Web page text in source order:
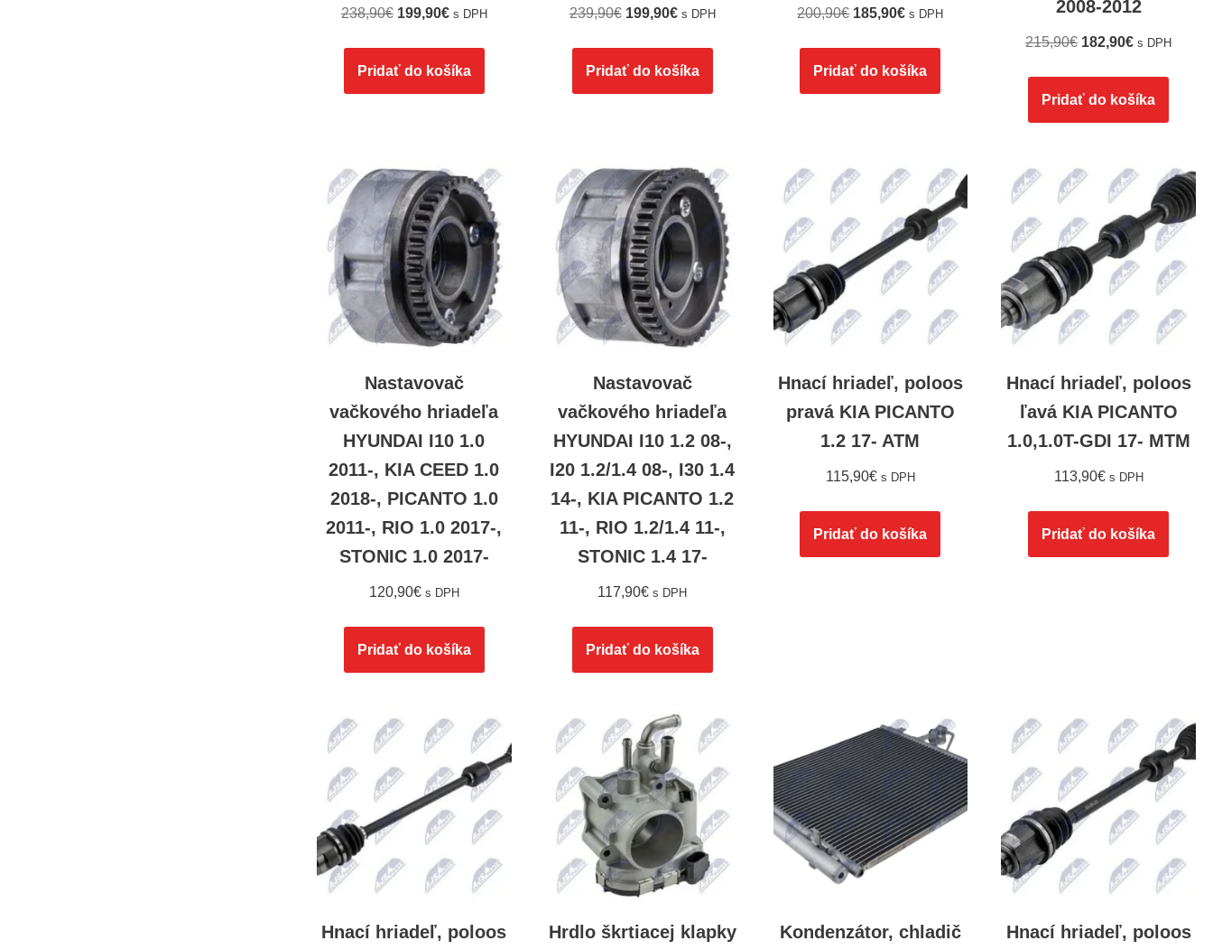
238,90€ 199,90€ s DPH
Pridať do košíka
239,90€ 199,90€ s DPH
Pridať do košíka
200,90€ 185,90€ s DPH
Pridať do košíka
2008-2012
215,90€ 182,90€ s DPH
Pridať do košíka
Nastavovač
vačkového hriadeľa
HYUNDAI I10 1.0
2011-, KIA CEED 1.0
2018-, PICANTO 1.0
2011-, RIO 1.0 2017-,
STONIC 1.0 2017-
120,90€ s DPH
Pridať do košíka
Nastavovač
vačkového hriadeľa
HYUNDAI I10 1.2 08-,
I20 1.2/1.4 08-, I30 1.4
14-, KIA PICANTO 1.2
11-, RIO 1.2/1.4 11-,
STONIC 1.4 17-
117,90€ s DPH
Pridať do košíka
Hnací hriadeľ, poloos
pravá KIA PICANTO
1.2 17- ATM
115,90€ s DPH
Pridať do košíka
Hnací hriadeľ, poloos
ľavá KIA PICANTO
1.0,1.0T-GDI 17- MTM
113,90€ s DPH
Pridať do košíka
Hnací hriadeľ, poloos
Hrdlo škrtiacej klapky
Kondenzátor, chladič
Hnací hriadeľ, poloos